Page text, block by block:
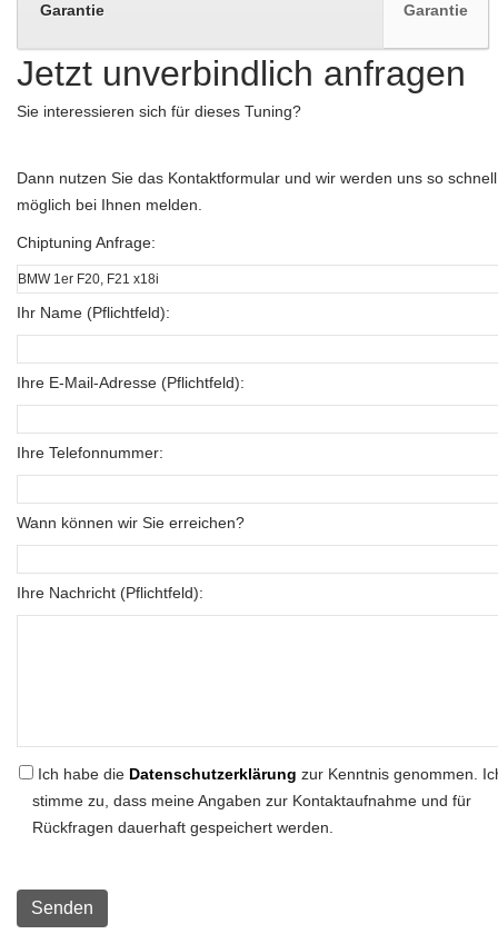
Garantie Garantie
Jetzt unverbindlich anfragen
Sie interessieren sich für dieses Tuning?
Dann nutzen Sie das Kontaktformular und wir werden uns so
möglich bei Ihnen melden.
Chiptuning Anfrage:
Ihr Name (Pflichtfeld):
Ihre E-Mail-Adresse (Pflichtfeld):
Ihre Telefonnummer:
Wann können wir Sie erreichen?
Ihre Nachricht (Pflichtfeld):
Ich habe die Datenschutzerklärung zur Kenntnis genommen.
stimme zu, dass meine Angaben zur Kontaktaufnahme und für
Rückfragen dauerhaft gespeichert werden.